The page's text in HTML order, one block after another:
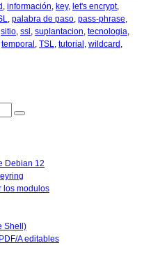
información key, let's encrypt,
palabra de paso pass-phrase
sitio ssl suplantacion tecnologia
temporal TSL tutorial wildcard
Debian 12
los modulos
Shell)
A editables